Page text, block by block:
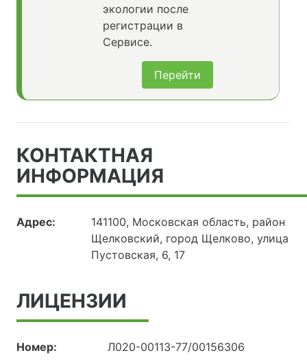
экологии после
регистрации в
Сервисе.
Перейти
КОНТАКТНАЯ
ИНФОРМАЦИЯ
Адрес:
141100, Московская область, район
Щелковский, город Щелково, улица
Пустовская, 6, 17
ЛИЦЕНЗИИ
Номер:
Л020-00113-77/00156306